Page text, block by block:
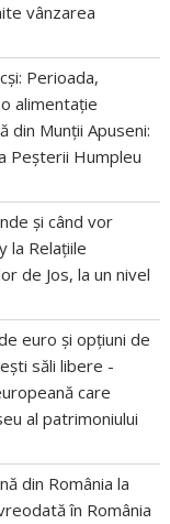
vânzarea
Perioada,
alimentație
din Munții Apuseni:
Peșterii Humpleu
și când vor
la Relațiile
de Jos, la un nivel
euro și opțiuni de
săli libere -
care
al patrimoniului
din România la
în România